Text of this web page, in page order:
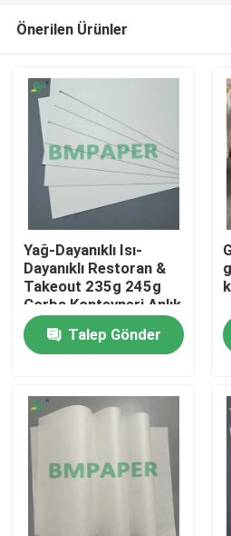
Ana sayfa
Hakkımızda
Önerilen Ürünler
Yağ-Dayanıklı Isı-
Dayanıklı Restoran &
Takeout 235g 245g
Çorba Konteyneri Anlık
Noodle Kasaları ve
Sıcak Çorba Kasaları
için Karton
Talep Gönder